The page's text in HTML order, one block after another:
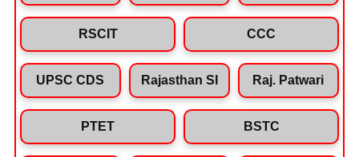
RSCIT CCC
UPSC CDS Rajasthan SI Raj. Patwari
PTET BSTC